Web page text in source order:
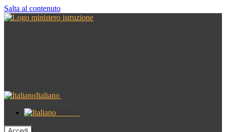
Salta al contenuto
Italiano